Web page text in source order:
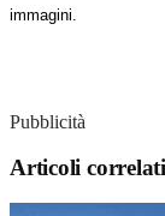
immagini.
Pubblicità
Articoli correlati